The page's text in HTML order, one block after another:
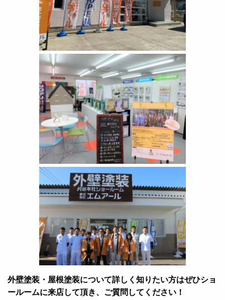
外壁塗装・屋根塗装について詳しく知りたい方はぜひショ
ールームに来店して頂き、ご質問してください！